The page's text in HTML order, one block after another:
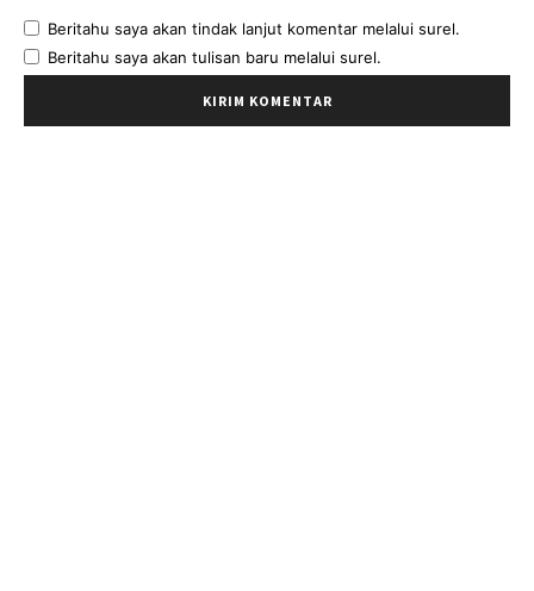
Beritahu saya akan tindak lanjut komentar melalui surel.
Beritahu saya akan tulisan baru melalui surel.